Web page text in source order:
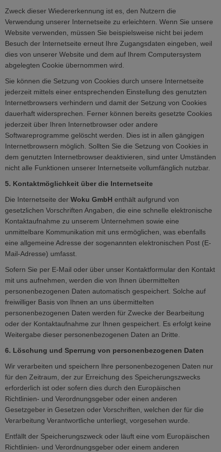
Zweck dieser Wiedererkennung ist es, den Nutzern die
Verwendung unserer Internetseite zu erleichtern. Wenn Sie unsere
Website verwenden, müssen Sie beispielsweise nicht bei jedem
Besuch der Internetseite erneut Ihre Zugangsdaten eingeben, weil
dies von unserer Website und dem auf Ihrem Computersystem
abgelegten Cookie übernommen wird.
Sie können die Setzung von Cookies durch unsere Internetseite
jederzeit mittels einer entsprechenden Einstellung des genutzten
Internetbrowsers verhindern und damit der Setzung von Cookies
dauerhaft widersprechen. Ferner können bereits gesetzte Cookies
jederzeit über Ihren Internetbrowser oder andere
Softwareprogramme gelöscht werden. Dies ist in allen gängigen
Internetbrowsern möglich. Sollten Sie die Setzung von Cookies in
dem genutzten Internetbrowser deaktivieren, sind unter Umständen
nicht alle Funktionen unserer Internetseite vollumfänglich nutzbar.
5. Kontaktmöglichkeit über die Internetseite
Die Internetseite der Woku GmbH enthält aufgrund von
gesetzlichen Vorschriften Angaben, die eine schnelle elektronische
Kontaktaufnahme zu unserem Unternehmen sowie eine
unmittelbare Kommunikation mit uns ermöglichen, was ebenfalls
eine allgemeine Adresse der sogenannten elektronischen Post (E-
Mail-Adresse) umfasst.
Sofern Sie per E-Mail oder über unser Kontaktformular den Kontakt
mit uns aufnehmen, werden die von Ihnen übermittelten
personenbezogenen Daten automatisch gespeichert. Solche auf
freiwilliger Basis von Ihnen an uns übermittelten
personenbezogenen Daten werden für Zwecke der Bearbeitung
oder der Kontaktaufnahme zur Ihnen gespeichert. Es erfolgt keine
Weitergabe dieser personenbezogenen Daten an Dritte.
6. Löschung und Sperrung von personenbezogenen Daten
Wir verarbeiten und speichern Ihre personenbezogenen Daten nur
für den Zeitraum, der zur Erreichung des Speicherungszwecks
erforderlich ist oder sofern dies durch den Europäischen
Richtlinien- und Verordnungsgeber oder einen anderen
Gesetzgeber in Gesetzen oder Vorschriften, welchen der für die
Verarbeitung Verantwortliche unterliegt, vorgesehen wurde.
Entfällt der Speicherungszweck oder läuft eine vom Europäischen
Richtlinien- und Verordnungsgeber oder einem anderen